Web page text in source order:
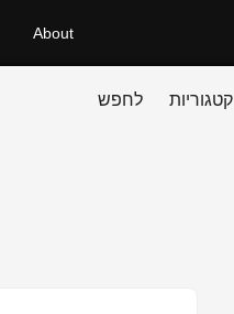
About
לחפש קטגוריות